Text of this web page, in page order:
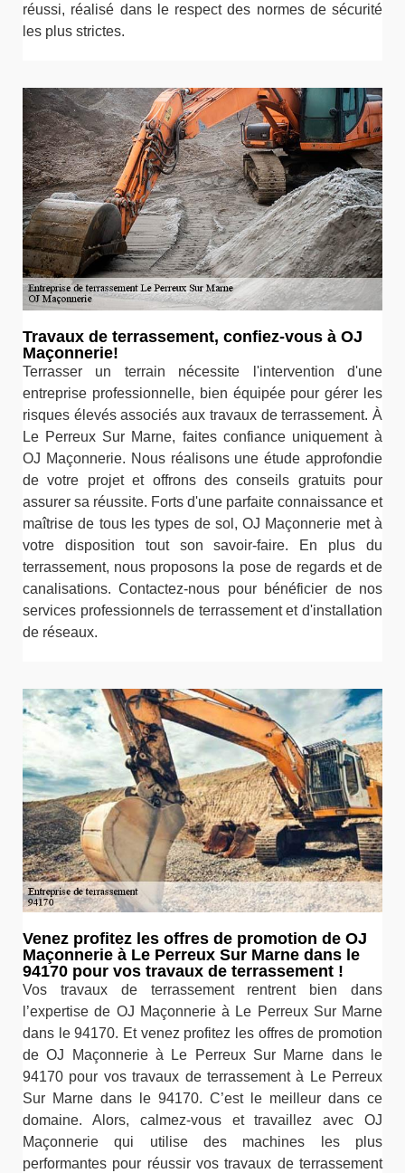
réussi, réalisé dans le respect des normes de sécurité
les plus strictes.
Travaux de terrassement, confiez-vous à OJ
Maçonnerie!
Terrasser un terrain nécessite l'intervention d'une
entreprise professionnelle, bien équipée pour gérer les
risques élevés associés aux travaux de terrassement. À
Le Perreux Sur Marne, faites confiance uniquement à
OJ Maçonnerie. Nous réalisons une étude approfondie
de votre projet et offrons des conseils gratuits pour
assurer sa réussite. Forts d'une parfaite connaissance et
maîtrise de tous les types de sol, OJ Maçonnerie met à
votre disposition tout son savoir-faire. En plus du
terrassement, nous proposons la pose de regards et de
canalisations. Contactez-nous pour bénéficier de nos
services professionnels de terrassement et d'installation
de réseaux.
Venez profitez les offres de promotion de OJ
Maçonnerie à Le Perreux Sur Marne dans le
94170 pour vos travaux de terrassement !
Vos travaux de terrassement rentrent bien dans
l’expertise de OJ Maçonnerie à Le Perreux Sur Marne
dans le 94170. Et venez profitez les offres de promotion
de OJ Maçonnerie à Le Perreux Sur Marne dans le
94170 pour vos travaux de terrassement à Le Perreux
Sur Marne dans le 94170. C’est le meilleur dans ce
domaine. Alors, calmez-vous et travaillez avec OJ
Maçonnerie qui utilise des machines les plus
performantes pour réussir vos travaux de terrassement